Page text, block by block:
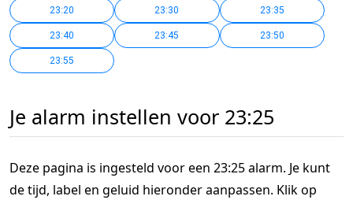
23:20 23:30 23:35
23:40 23:45 23:50
23:55
Je alarm instellen voor 23:25
Deze pagina is ingesteld voor een 23:25 alarm. Je kunt
de tijd, label en geluid hieronder aanpassen. Klik op